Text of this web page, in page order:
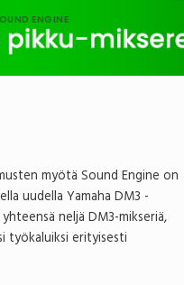
ENGINE
myötä Sound Engine on
uudella Yamaha DM3 -
neljä DM3-mikseriä,
työkaluiksi erityisesti